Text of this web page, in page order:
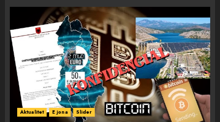
Aktualitet E jona Slider